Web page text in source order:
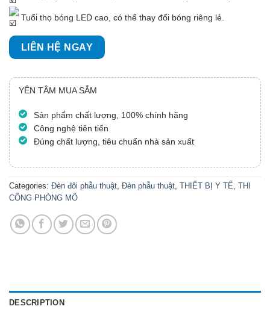
Tuổi thọ bóng LED cao, có thể thay đổi bóng riêng lẻ.
LIÊN HỆ NGAY
YÊN TÂM MUA SẮM
Sản phẩm chất lượng, 100% chính hãng
Công nghệ tiên tiến
Đúng chất lượng, tiêu chuẩn nhà sản xuất
Categories: Đèn đôi phẫu thuật Đèn phẫu thuật THIẾT BỊ Y TẾ, THI
CÔNG PHÒNG MỔ
DESCRIPTION